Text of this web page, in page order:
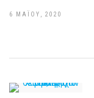
6 ΜΑΪ́ΟΥ, 2020